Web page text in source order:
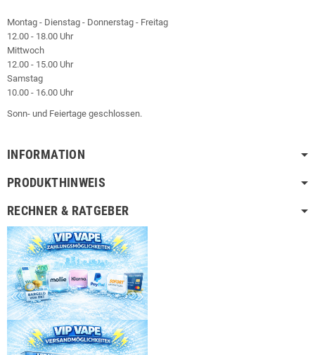
Montag - Dienstag - Donnerstag - Freitag
12.00 - 18.00 Uhr
Mittwoch
12.00 - 15.00 Uhr
Samstag
10.00 - 16.00 Uhr
Sonn- und Feiertage geschlossen.
INFORMATION
PRODUKTHINWEIS
RECHNER & RATGEBER